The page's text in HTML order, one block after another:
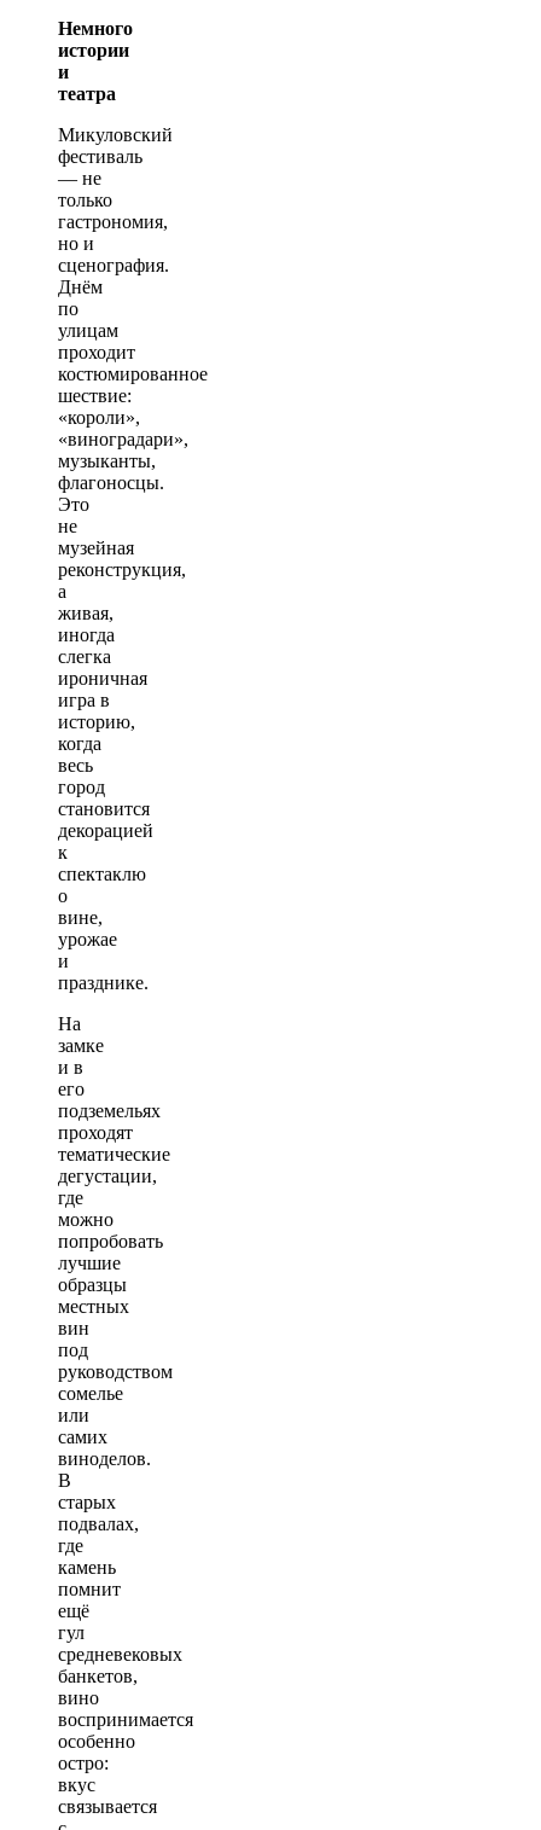
Немного
истории
и
театра
Микуловский
фестиваль
— не
только
гастрономия,
но и
сценография.
Днём
по
улицам
проходит
костюмированное
шествие:
«короли»,
«виноградари»,
музыканты,
флагоносцы.
Это
не
музейная
реконструкция,
а
живая,
иногда
слегка
ироничная
игра в
историю,
когда
весь
город
становится
декорацией
к
спектаклю
о
вине,
урожае
и
празднике.
На
замке
и в
его
подземельях
проходят
тематические
дегустации,
где
можно
попробовать
лучшие
образцы
местных
вин
под
руководством
сомелье
или
самих
виноделов.
В
старых
подвалах,
где
камень
помнит
ещё
гул
средневековых
банкетов,
вино
воспринимается
особенно
остро:
вкус
связывается